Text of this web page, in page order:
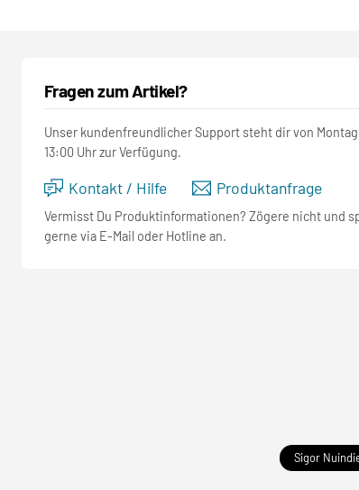
Fragen zum Artikel?
Unser kundenfreundlicher Support steht dir von
13:00 Uhr zur Verfügung.
Kontakt / Hilfe Produktanfrage
Vermisst Du Produktinformationen? Zögere nicht und
gerne via E-Mail oder Hotline an.
Sigor